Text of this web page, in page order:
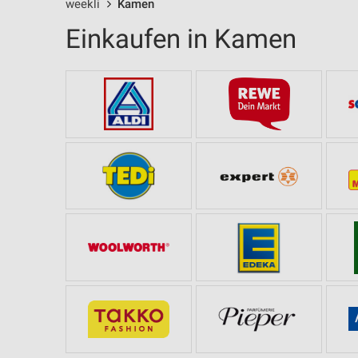
weekli Kamen
Einkaufen in Kamen